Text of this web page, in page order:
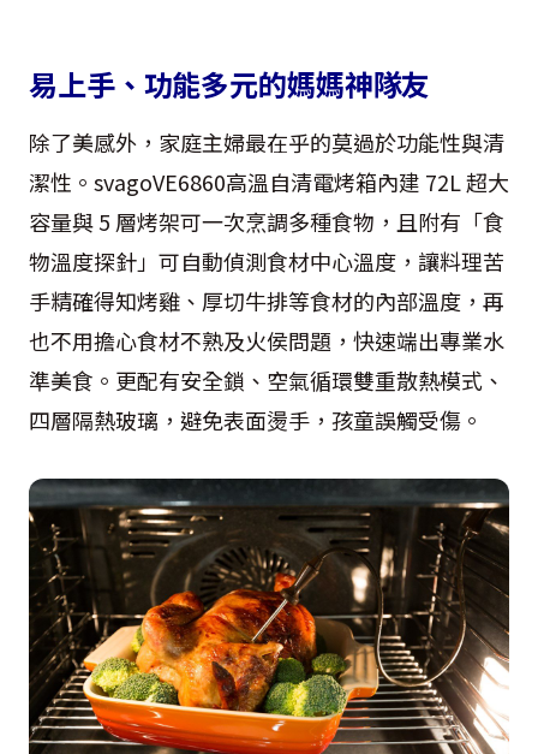
易上手、功能多元的媽媽神隊友
除了美感外，家庭主婦最在乎的莫過於功能性與清
潔性。svagoVE6860高溫自清電烤箱內建 72L 超大
容量與 5 層烤架可一次烹調多種食物，且附有「食
物溫度探針」可自動偵測食材中心溫度，讓料理苦
手精確得知烤雞、厚切牛排等食材的內部溫度，再
也不用擔心食材不熟及火侯問題，快速端出專業水
準美食。更配有安全鎖、空氣循環雙重散熱模式、
四層隔熱玻璃，避免表面燙手，孩童誤觸受傷。